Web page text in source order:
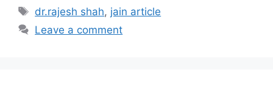
Tags
dr.rajesh shah, jain article
Leave a comment